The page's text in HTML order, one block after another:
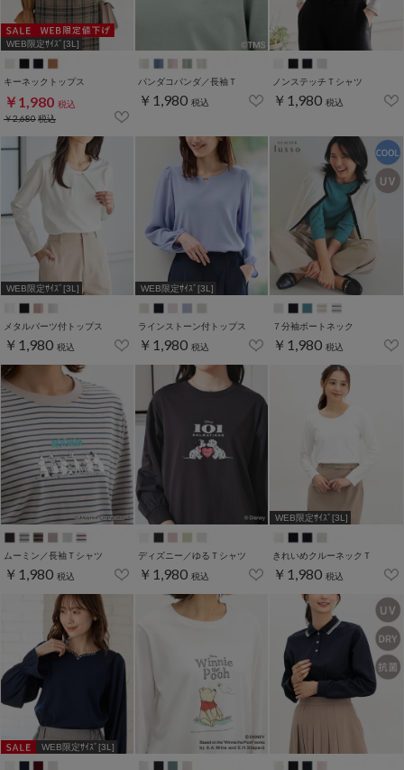
WEB限定ｻｲｽﾞ[3L]
キーネックトップス
￥1,980 税込
￥2,680税込
パンダコパンダ／長袖Ｔ
￥1,980 税込
ノンステッチＴシャツ
￥1,980 税込
WEB限定ｻｲｽﾞ[3L]
メタルパーツ付トップス
￥1,980 税込
WEB限定ｻｲｽﾞ[3L]
ラインストーン付トップス
￥1,980 税込
７分袖ボートネック
￥1,980 税込
ムーミン／長袖Ｔシャツ
￥1,980 税込
ディズニー／ゆるＴシャツ
￥1,980 税込
WEB限定ｻｲｽﾞ[3L]
きれいめクルーネックＴ
￥1,980 税込
WEB限定ｻｲｽﾞ[3L]